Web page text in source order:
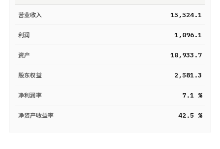
营业收入 15,524.1
利润 1,096.1
资产 10,933.7
股东权益 2,581.3
净利润率 7.1 %
净资产收益率 42.5 %